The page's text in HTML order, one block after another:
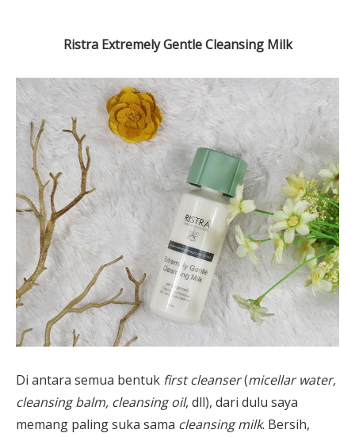
Ristra Extremely Gentle Cleansing Milk
Di antara semua bentuk first cleanser(micellar water,
cleansing balm, cleansing oil, dll), dari dulu saya
memang paling suka sama cleansing milk. Bersih,